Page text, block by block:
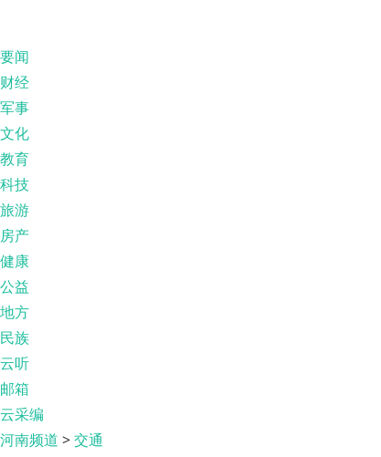
要闻
财经
军事
文化
教育
科技
旅游
房产
健康
公益
地方
民族
云听
邮箱
云采编
河南频道 >交通